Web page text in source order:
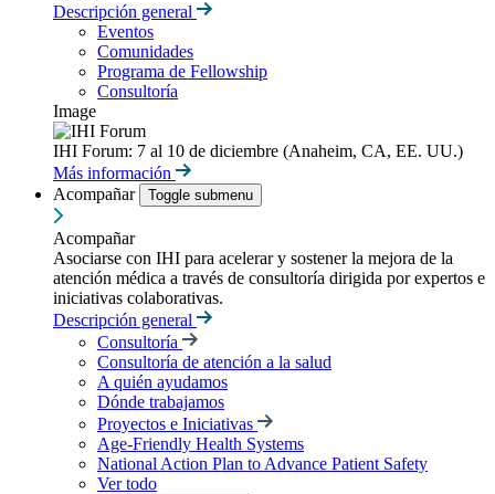
Descripción general
Eventos
Comunidades
Programa de Fellowship
Consultoría
Image
IHI Forum: 7 al 10 de diciembre (Anaheim, CA, EE. UU.)
Más información
Acompañar
Toggle submenu
Acompañar
Asociarse con IHI para acelerar y sostener la mejora de la
atención médica a través de consultoría dirigida por expertos e
iniciativas colaborativas.
Descripción general
Consultoría
Consultoría de atención a la salud
A quién ayudamos
Dónde trabajamos
Proyectos e Iniciativas
Age-Friendly Health Systems
National Action Plan to Advance Patient Safety
Ver todo